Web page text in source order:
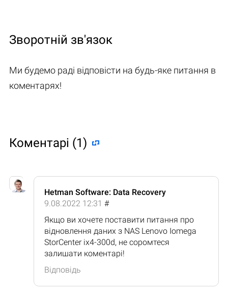
Зворотній зв'язок
Ми будемо раді відповісти на будь-яке питання в
коментарях!
Коментарі (1)
Hetman Software: Data Recovery
9.08.2022 12:31 #
Якщо ви хочете поставити питання про
відновлення даних з NAS Lenovo Iomega
StorCenter ix4-300d, не соромтеся
залишати коментарі!
Відповідь